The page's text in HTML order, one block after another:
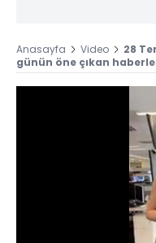
Anasayfa Video
28
günün öne çıkan